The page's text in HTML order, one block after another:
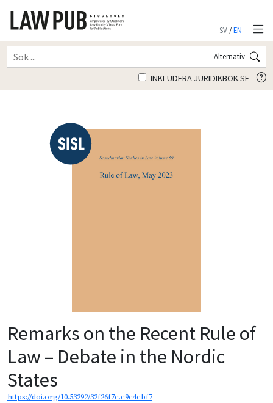
SV/EN
Alternativ
INKLUDERA JURIDIKBOK.SE
Remarks on the Recent Rule of
Law – Debate in the Nordic
States
https://doi.org/10.53292/32f26f7c.c9c4cbf7